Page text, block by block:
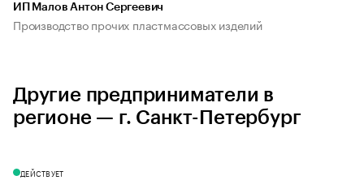
ИП Малов Антон Сергеевич
Производство прочих пластмассовых изделий
Другие предприниматели в
регионе — г. Санкт-Петербург
ДЕЙСТВУЕТ